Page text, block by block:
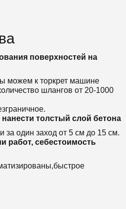
поверхностей на
можем к торкрет машине
шлангов от 20-1000
толстый слой бетона
за один заход от 5 см до 15 см.
работ, себестоимость